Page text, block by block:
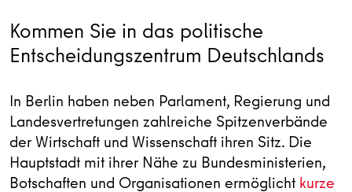
Kommen Sie in das politische
Entscheidungszentrum Deutschlands
In Berlin haben neben Parlament, Regierung und
Landesvertretungen zahlreiche Spitzenverbände
der Wirtschaft und Wissenschaft ihren Sitz. Die
Hauptstadt mit ihrer Nähe zu Bundesministerien,
Botschaften und Organisationen ermöglicht kurze